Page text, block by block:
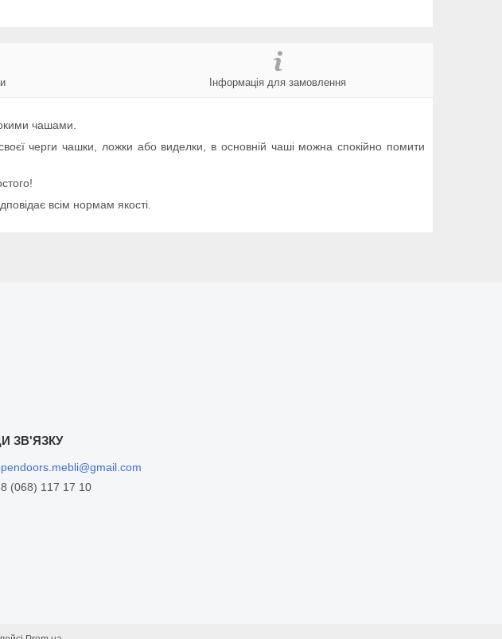
Інформація для замовлення
чашами.
черги чашки, ложки або виделки, в основній чаші можна спокійно помити
всім нормам якості.
(068) 117 17 10